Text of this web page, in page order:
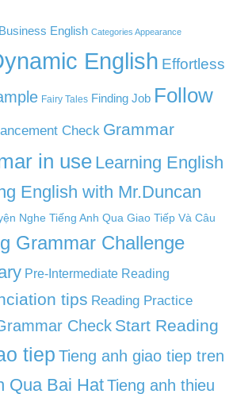
Business English Categories Appearance
English Effortless
Fairy Tales Finding Job Follow
Check Grammar
in use Learning English
English with Mr.Duncan
Nghe Tiếng Anh Qua Giao Tiếp Và Câu
Grammar Challenge
Pre-Intermediate Reading
tips Reading Practice
Check Start Reading
tiep Tieng anh giao tiep tren
Qua Bai HatTieng anh thieu